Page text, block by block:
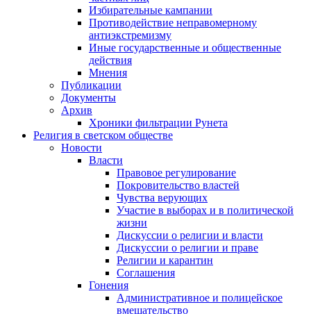
Избирательные кампании
Противодействие неправомерному
антиэкстремизму
Иные государственные и общественные
действия
Мнения
Публикации
Документы
Архив
Хроники фильтрации Рунета
Религия в светском обществе
Новости
Власти
Правовое регулирование
Покровительство властей
Чувства верующих
Участие в выборах и в политической
жизни
Дискуссии о религии и власти
Дискуссии о религии и праве
Религии и карантин
Соглашения
Гонения
Административное и полицейское
вмешательство